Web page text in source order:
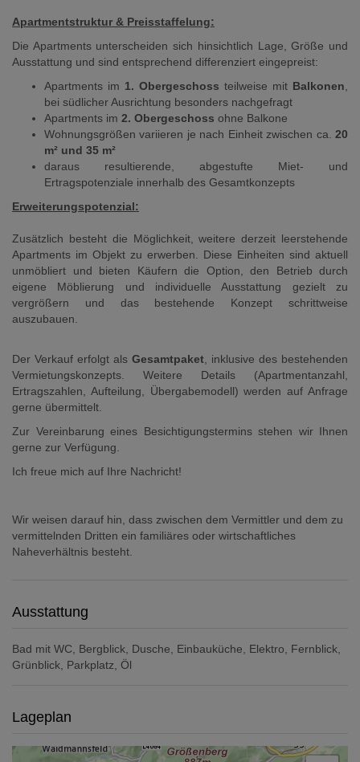
Apartmentstruktur & Preisstaffelung:
Die Apartments unterscheiden sich hinsichtlich Lage, Größe und
Ausstattung und sind entsprechend differenziert eingepreist:
Apartments im 1. Obergeschoss teilweise mit Balkonen,
bei südlicher Ausrichtung besonders nachgefragt
Apartments im 2. Obergeschoss ohne Balkone
Wohnungsgrößen variieren je nach Einheit zwischen ca. 20
m² und 35 m²
daraus resultierende, abgestufte Miet- und
Ertragspotenziale innerhalb des Gesamtkonzepts
Erweiterungspotenzial:
Zusätzlich besteht die Möglichkeit, weitere derzeit leerstehende
Apartments im Objekt zu erwerben. Diese Einheiten sind aktuell
unmöbliert und bieten Käufern die Option, den Betrieb durch
eigene Möblierung und individuelle Ausstattung gezielt zu
vergrößern und das bestehende Konzept schrittweise
auszubauen.
Der Verkauf erfolgt als Gesamtpaket, inklusive des bestehenden
Vermietungskonzepts. Weitere Details (Apartmentanzahl,
Ertragszahlen, Aufteilung, Übergabemodell) werden auf Anfrage
gerne übermittelt.
Zur Vereinbarung eines Besichtigungstermins stehen wir Ihnen
gerne zur Verfügung.
Ich freue mich auf Ihre Nachricht!
Wir weisen darauf hin, dass zwischen dem Vermittler und dem zu
vermittelnden Dritten ein familiäres oder wirtschaftliches
Naheverhältnis besteht.
Ausstattung
Bad mit WC Bergblick Dusche Einbauküche Elektro
Fernblick
Grünblick Parkplatz Öl
Lageplan